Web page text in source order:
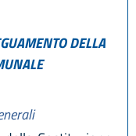
DELLA